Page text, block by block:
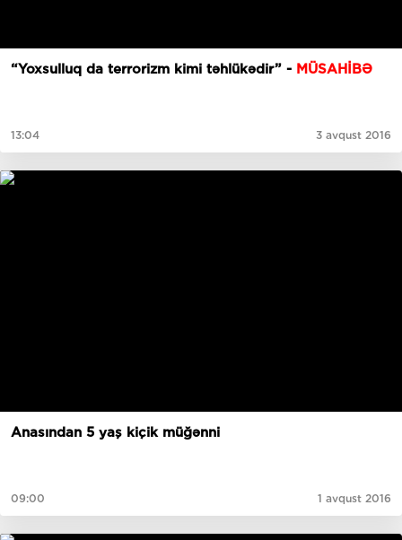
“Yoxsulluq da terrorizm kimi təhlükədir” - MÜSAHİBƏ
13:04 3 avqust 2016
Anasından 5 yaş kiçik müğənni
09:00 1 avqust 2016